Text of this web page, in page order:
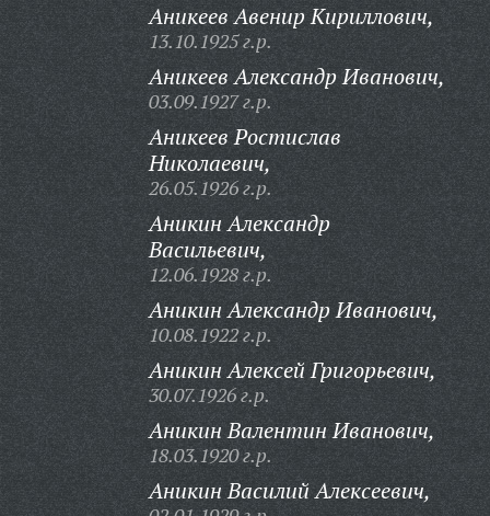
Аникеев Авенир Кириллович,
13.10.1925 г.р.
Аникеев Александр Иванович,
03.09.1927 г.р.
Аникеев Ростислав
Николаевич,
26.05.1926 г.р.
Аникин Александр
Васильевич,
12.06.1928 г.р.
Аникин Александр Иванович,
10.08.1922 г.р.
Аникин Алексей Григорьевич,
30.07.1926 г.р.
Аникин Валентин Иванович,
18.03.1920 г.р.
Аникин Василий Алексеевич,